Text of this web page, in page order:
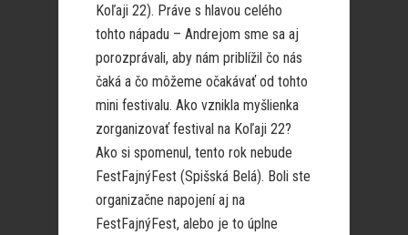
Koľaji 22). Práve s hlavou celého
tohto nápadu – Andrejom sme sa aj
porozprávali, aby nám priblížil čo nás
čaká a čo môžeme očakávať od tohto
mini festivalu. Ako vznikla myšlienka
zorganizovať festival na Koľaji 22?
Ako si spomenul, tento rok nebude
FestFajnýFest (Spišská Belá). Boli ste
organizačne napojení aj na
FestFajnýFest, alebo je to úplne